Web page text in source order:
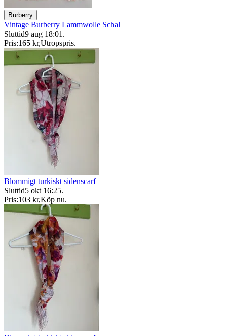
Burberry
Vintage Burberry Lammwolle Schal
Sluttid9 aug 18:01 .
Pris:165 kr,Utropspris.
Blommigt turkiskt sidenscarf
Sluttid5 okt 16:25.
Pris:103 kr,Köp nu.